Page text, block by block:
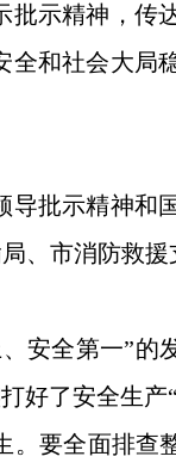
示精神，传
和社会大局
批示精神和
、市消防救援
安全第一”的
好了安全生
要全面排查